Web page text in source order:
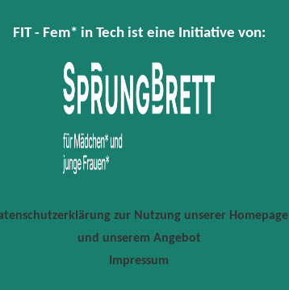
FIT - Fem* in Tech ist eine Initiative von:
zur Nutzung unserer Homepage
und unserem Angebot
Impressum